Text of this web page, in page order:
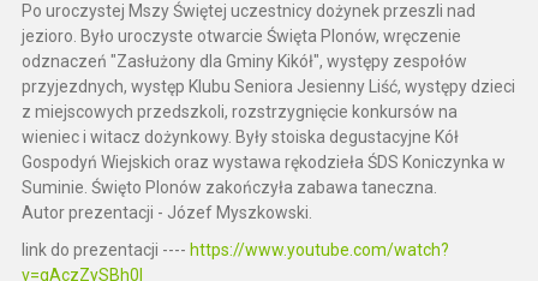
Po uroczystej Mszy Świętej uczestnicy dożynek przeszli nad
jezioro. Było uroczyste otwarcie Święta Plonów, wręczenie
odznaczeń "Zasłużony dla Gminy Kikół", występy zespołów
przyjezdnych, występ Klubu Seniora Jesienny Liść, występy dzieci
z miejscowych przedszkoli, rozstrzygnięcie konkursów na
wieniec i witacz dożynkowy. Były stoiska degustacyjne Kół
Gospodyń Wiejskich oraz wystawa rękodzieła ŚDS Koniczynka w
Suminie. Święto Plonów zakończyła zabawa taneczna.
Autor prezentacji - Józef Myszkowski.
link do prezentacji ---- https://www.youtube.com/watch?
v=gAczZySBh0I